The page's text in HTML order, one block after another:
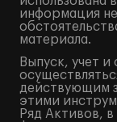
информация
материала.
Выпуск, учет
действующим
этими
Ряд Активов,